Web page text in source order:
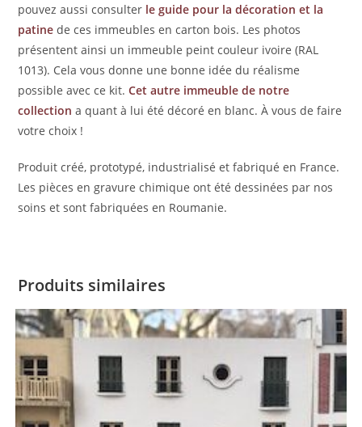
pouvez aussi consulter le guide pour la décoration et la
patine de ces immeubles en carton bois. Les photos
présentent ainsi un immeuble peint couleur ivoire (RAL
1013). Cela vous donne une bonne idée du réalisme
possible avec ce kit.Cet autre immeuble de notre
collection a quant à lui été décoré en blanc. À vous de faire
votre choix !
Produit créé, prototypé, industrialisé et fabriqué en France.
Les pièces en gravure chimique ont été dessinées par nos
soins et sont fabriquées en Roumanie.
Produits similaires